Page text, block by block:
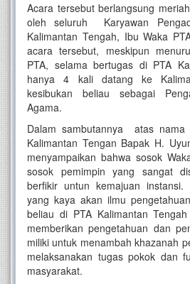
Acara tersebut berlangsung
oleh seluruh Karyawan
Kalimantan Tengah, Ibu Waka
acara tersebut, meskipun
PTA, selama bertugas di PTA
hanya 4 kali datang ke
kesibukan beliau sebagai
Agama.
Dalam sambutannya atas nama
Kalimantan Tengan Bapak H.
menyampaikan bahwa sosok
sosok pemimpin yang sangat
berfikir untun kemajuan
yang kaya akan ilmu
beliau di PTA Kalimantan
memberikan pengetahuan dan
miliki untuk menambah khazanah
melaksanakan tugas pokok dan
masyarakat.